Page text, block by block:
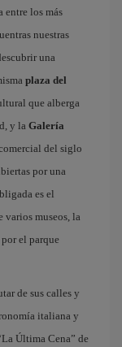
entre los más
nuestras
una
plaza del
que alberga
y la Galería
del siglo
por una
es el
varios museos, la
el parque
de sus calles y
italiana y
Última Cena” de